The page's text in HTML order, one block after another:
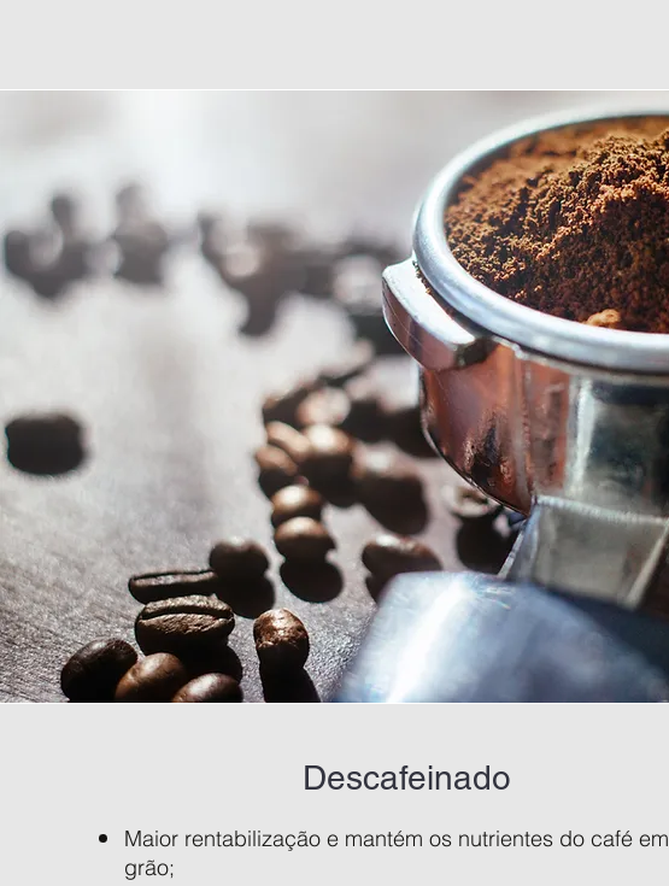
Descafeinado
Maior rentabilização e mantém os nutrientes do café em
grão;